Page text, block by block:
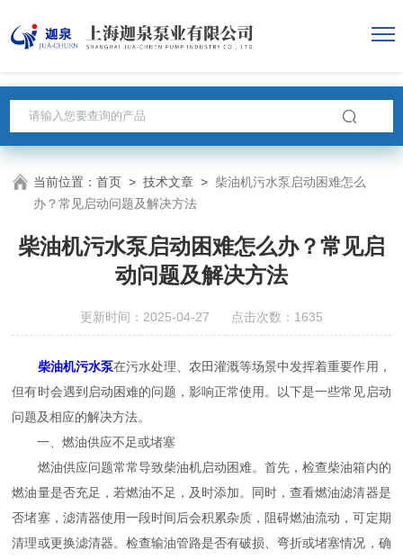
当前位置：首页 >技术文章 > 柴油机污水泵启动困难怎么
办？常见启动问题及解决方法
柴油机污水泵启动困难怎么办？常见启
动问题及解决方法
更新时间：2025-04-27 点击次数：1635
柴油机污水泵在污水处理、农田灌溉等场景中发挥着重要作用，
但有时会遇到启动困难的问题，影响正常使用。以下是一些常见启动
问题及相应的解决方法。
一、燃油供应不足或堵塞
燃油供应问题常常导致柴油机启动困难。首先，检查柴油箱内的
燃油量是否充足，若燃油不足，及时添加。同时，查看燃油滤清器是
否堵塞，滤清器使用一段时间后会积累杂质，阻碍燃油流动，可定期
清理或更换滤清器。检查输油管路是否有破损、弯折或堵塞情况，确